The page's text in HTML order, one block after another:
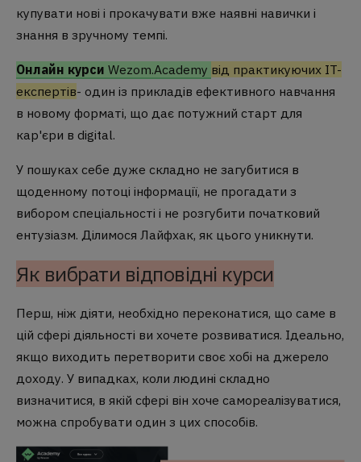
купувати нові і прокачувати вже наявні навички і
знання в зручному темпі.
Онлайн курси Wezom.Academy від практикуючих IT-
експертів- один із прикладів ефективного навчання
в новому форматі, що дає потужний старт для
кар'єри в digital.
У пошуках себе дуже складно не загубитися в
щоденному потоці інформації, не прогадати з
вибором спеціальності і не розгубити початковий
ентузіазм. Ділимося Лайфхак, як цього уникнути.
Як вибрати відповідні курси
Перш, ніж діяти, необхідно переконатися, що саме в
цій сфері діяльності ви хочете розвиватися. Ідеально,
якщо виходить перетворити своє хобі на джерело
доходу. У випадках, коли людині складно
визначитися, в якій сфері він хоче самореалізуватися,
можна спробувати один з цих способів.